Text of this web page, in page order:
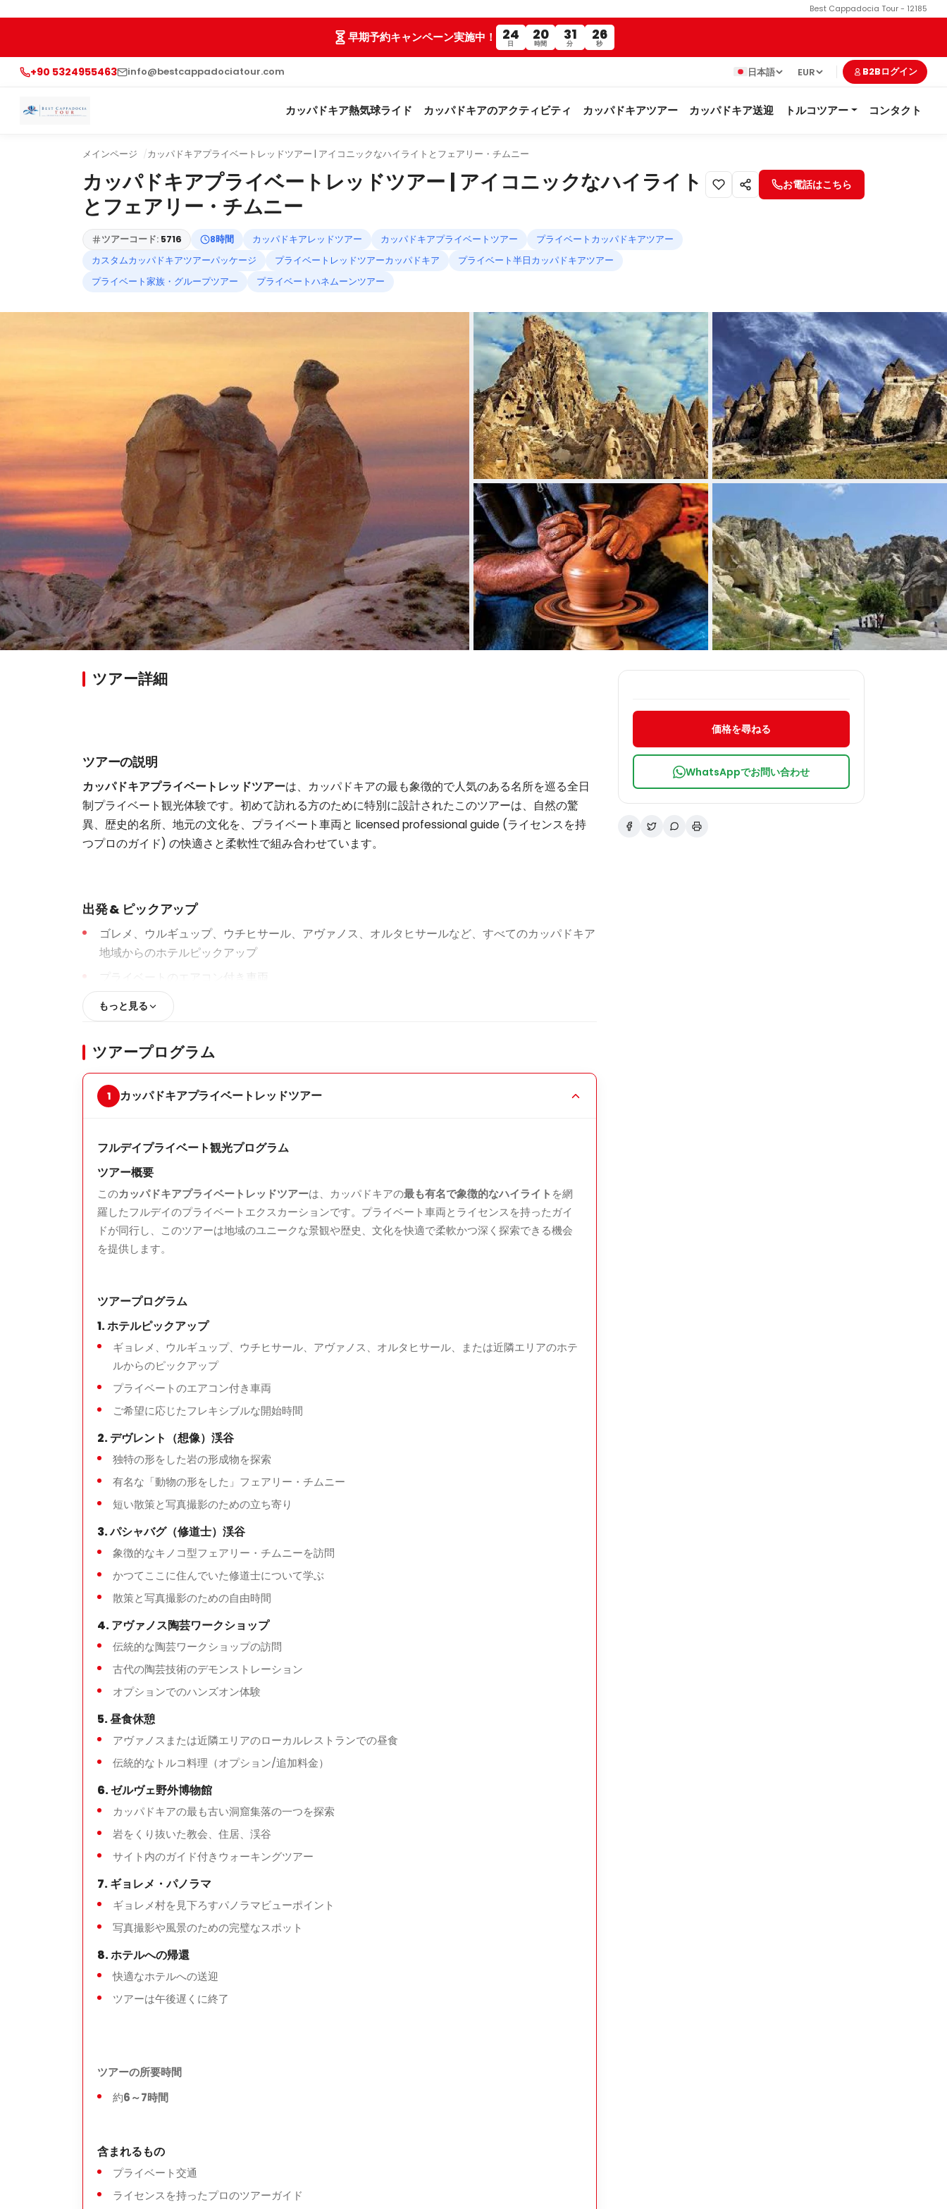
Best Cappadocia Tour - 12185
早期予約キャンペーン実施中！ 24
日
20
時間
31
分
25
秒
+90 5324955463 info@bestcappadociatour.com 日本語 EUR B2Bログイン
カッパドキア熱気球ライド カッパドキアのアクティビティ カッパドキアツアー カッパドキア送迎 トルコツアー コンタクト
メインページ カッパドキアプライベートレッドツアー | アイコニックなハイライトとフェアリー・チムニー
カッパドキアプライベートレッドツアー | アイコニックなハイライト
とフェアリー・チムニー
ツアーコード: 5716 8時間 カッパドキアレッドツアー カッパドキアプライベートツアー
プライベートカッパドキアツアー
カスタムカッパドキアツアーパッケージ
プライベートレッドツアーカッパドキア
プライベート半日カッパドキアツアー
プライベート家族・グループツアー
プライベートハネムーンツアー
お電話はこちら
ツアー詳細
ツアーの説明
カッパドキアプライベートレッドツアーは、カッパドキアの最も象徴的で人気のある名所を巡る全日
制プライベート観光体験です。初めて訪れる方のために特別に設計されたこのツアーは、自然の驚
異、歴史的名所、地元の文化を、プライベート車両と licensed professional guide (ライセンスを持
つプロのガイド) の快適さと柔軟性で組み合わせています。
出発 & ピックアップ
ゴレメ、ウルギュップ、ウチヒサール、アヴァノス、オルタヒサールなど、すべてのカッパドキア
地域からのホテルピックアップ
プライベートのエアコン付き車両
ゲストの希望に基づいた柔軟な出発時間
デヴレント（イマジネーション）バレー
動物や形に似た独特な形のフェアリー・チムニーを発見する。
何世代にもわたって受け継がれてきた伝統的な陶器制作技術を学ぶ。
ゼルヴェ野外博物館
岩窟教会や谷を持つカッパドキアの最古の集落の一つを探索する。
ツアーの所要時間
約 6〜7時間
料金に含まれるもの
ライセンスを持つプロのツアーガイド
ホテルのピックアップとドロップオフ
駐車料金及び地元税金
料金に含まれないもの
博物館やサイトの入場料
昼食と飲料
個人的な費用
このツアーは誰のため？
カッパドキアを初めて訪れる方
カップル、家族、プライベートグループ
リラックスしながらも包括的な概要を求める旅行者
重要な注意事項
適度な歩行が必要
快適な歩行靴を推奨
リクエストに応じて itineraries (旅程) をカスタマイズ可能
もっと見る
ツアープログラム
カッパドキアプライベートレッドツアー
フルデイプライベート観光プログラム
ツアー概要
このカッパドキアプライベートレッドツアーは、カッパドキアの最も有名で象徴的なハイライト を網
羅したフルデイのプライベートエクスカーションです。プライベート車両とライセンスを持ったガイ
ドが同行し、このツアーは地域のユニークな景観や歴史、文化を快適で柔軟かつ深く探索できる機会
を提供します。
ツアープログラム
1. ホテルピックアップ
ギョレメ、ウルギュップ、ウチヒサール、アヴァノス、オルタヒサール、または近隣エリアのホテ
ルからのピックアップ
プライベートのエアコン付き車両
ご希望に応じたフレキシブルな開始時間
2. デヴレント（想像）渓谷
独特の形をした岩の形成物を探索
有名な「動物の形をした」フェアリー・チムニー
短い散策と写真撮影のための立ち寄り
3. パシャバグ（修道士）渓谷
象徴的なキノコ型フェアリー・チムニーを訪問
かつてここに住んでいた修道士について学ぶ
散策と写真撮影のための自由時間
4. アヴァノス陶芸ワークショップ
伝統的な陶芸ワークショップの訪問
古代の陶芸技術のデモンストレーション
オプションでのハンズオン体験
5. 昼食休憩
アヴァノスまたは近隣エリアのローカルレストランでの昼食
伝統的なトルコ料理（オプション/追加料金）
6. ゼルヴェ野外博物館
カッパドキアの最も古い洞窟集落の一つを探索
岩をくり抜いた教会、住居、渓谷
サイト内のガイド付きウォーキングツアー
7. ギョレメ・パノラマ
ギョレメ村を見下ろすパノラマビューポイント
写真撮影や風景のための完璧なスポット
8. ホテルへの帰還
快適なホテルへの送迎
ツアーは午後遅くに終了
ツアーの所要時間
約6～7時間
含まれるもの
プライベート交通
ライセンスを持ったプロのツアーガイド
価格を尋ねる
WhatsAppでお問い合わせ